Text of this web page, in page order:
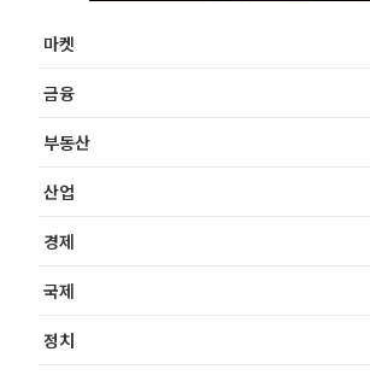
마켓
금융
부동산
산업
경제
국제
정치